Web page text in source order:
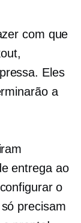
com que
Eles
a
entrega ao
o
precisam